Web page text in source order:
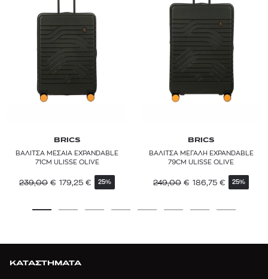
BRICS
ΒΑΛΙΤΣΑ ΜΕΣΑΙΑ EXPANDABLE
71CM ULISSE OLIVE
239,00 € 179,25 € 25%
BRICS
ΒΑΛΙΤΣΑ ΜΕΓΑΛΗ EXPANDABLE
79CM ULISSE OLIVE
249,00 € 186,75 € 25%
ΚΑΤΑΣΤΗΜΑΤΑ